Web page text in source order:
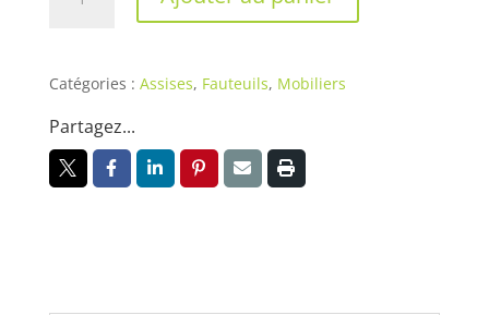
père
Catégories : Assises, Fauteuils, Mobiliers
Partagez...